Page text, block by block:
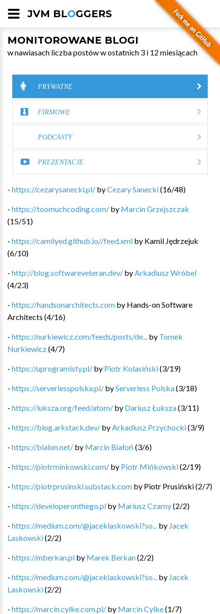
JVM BLOGGERS
MONITOROWANE BLOGI
w nawiasach liczba postów w ostatnich 3 i 12 miesiącach
PRYWATNE
FIRMOWE
PODCASTY
PREZENTACJE
- https://cezarysanecki.pl/ byCezary Sanecki(16/48)
- https://toomuchcoding.com/ by Marcin Grzejszczak
(15/51)
- https://camilyed.github.io//feed.xml by Kamil Jędrzejuk
(6/10)
- http://blog.softwareveteran.dev/ by Arkadiusz Wróbel
(4/23)
- https://handsonarchitects.com by Hands-on Software
Architects (4/16)
- https://nurkiewicz.com/feeds/posts/de... by Tomek
Nurkiewicz(4/7)
- https://uprogramisty.pl/ by Piotr Kolasiński(3/19)
- https://serverlesspolska.pl/ byServerless Polska(3/18)
- https://luksza.org/feed/atom/ by Dariusz Łuksza(3/11)
- https://blog.arkstack.dev/ by Arkadiusz Przychocki(3/9)
- https://bialon.net/ by Marcin Białoń (3/6)
- https://piotrminkowski.com/ by Piotr Mińkowski(2/19)
- https://piotrprusinski.substack.com by Piotr Prusiński(2/7)
- https://developeronthego.pl by Mariusz Czarny(2/2)
- https://medium.com/@jaceklaskowski?so... by Jacek
Laskowski(2/2)
- https://mberkan.pl by Marek Berkan(2/2)
- https://medium.com/@jaceklaskowski?so... by Jacek
Laskowski(2/2)
- https://marcin.cylke.com.pl/ by Marcin Cylke(1/7)